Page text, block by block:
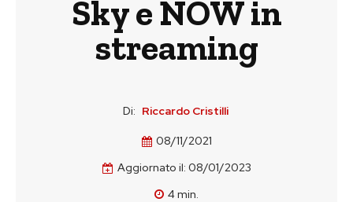
Sky e NOW in
streaming
Di: Riccardo Cristilli
08/11/2021
Aggiornato il: 08/01/2023
4min.